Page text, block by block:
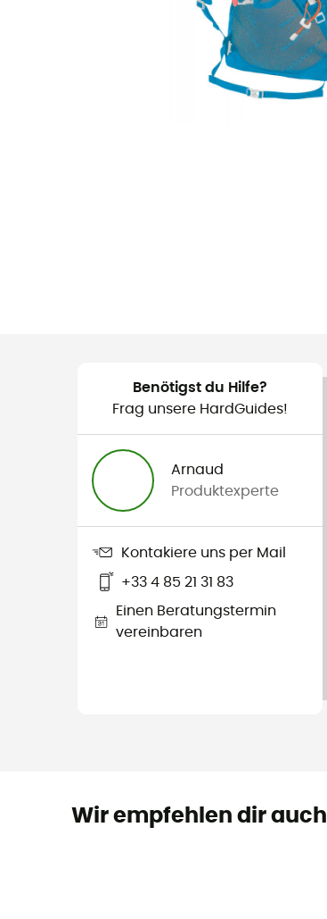
Benötigst du Hilfe?
Frag unsere HardGuides!
Arnaud
Produktexperte
Kontakiere uns per Mail
+33 4 85 21 31 83
Einen Beratungstermin
vereinbaren
Wir empfehlen dir auch